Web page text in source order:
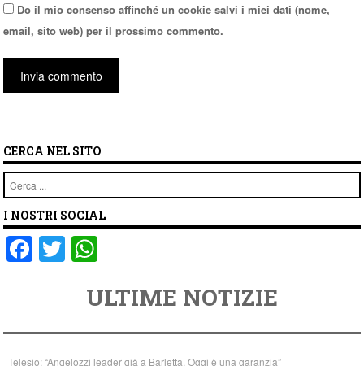
Do il mio consenso affinché un cookie salvi i miei dati (nome,
email, sito web) per il prossimo commento.
CERCA NEL SITO
Cerca
I NOSTRI SOCIAL
F
e
b
T
er
at
s
A
ULTIME NOTIZIE
Telesio: “Angelozzi leader già a Barletta. Oggi è una garanzia”